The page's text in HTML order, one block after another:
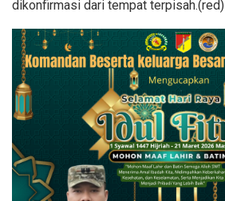
dikonfirmasi dari tempat terpisah.(red)